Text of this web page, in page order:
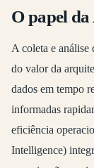
O papel da
A coleta e análise
do valor da
dados em tempo
informadas
eficiência
Intelligence)